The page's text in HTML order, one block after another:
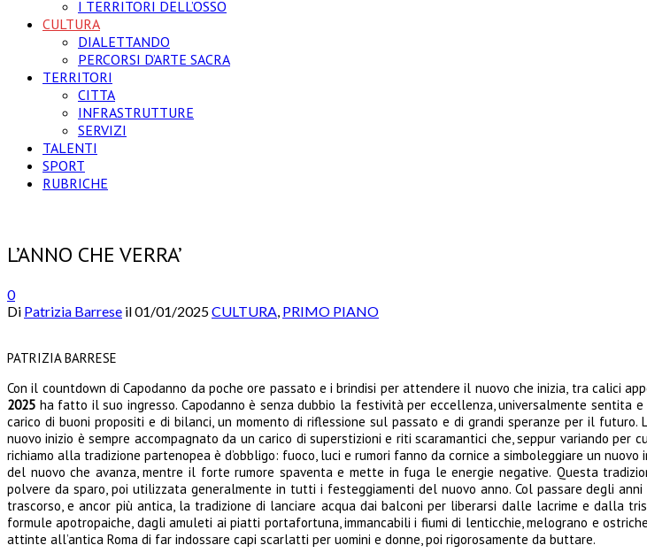
I TERRITORI DELL’OSSO
CULTURA
DIALETTANDO
PERCORSI D’ARTE SACRA
TERRITORI
CITTA
INFRASTRUTTURE
SERVIZI
TALENTI
SPORT
RUBRICHE
L’ANNO CHE VERRA’
0
Di Patrizia Barrese il01/01/2025CULTURA, PRIMO PIANO
PATRIZIA BARRESE
Con il countdown di Capodanno da poche ore passato e i brindisi per attendere il nuovo che inizia, tra calici
2025 ha fatto il suo ingresso. Capodanno è senza dubbio la festività per eccellenza, universalmente sentita
carico di buoni propositi e di bilanci, un momento di riflessione sul passato e di grandi speranze per il
nuovo inizio è sempre accompagnato da un carico di superstizioni e riti scaramantici che, seppur variando per
richiamo alla tradizione partenopea è d’obbligo: fuoco, luci e rumori fanno da cornice a simboleggiare un
del nuovo che avanza, mentre il forte rumore spaventa e mette in fuga le energie negative. Questa
polvere da sparo, poi utilizzata generalmente in tutti i festeggiamenti del nuovo anno. Col passare degli
trascorso, e ancor più antica, la tradizione di lanciare acqua dai balconi per liberarsi dalle lacrime e dalla
formule apotropaiche, dagli amuleti ai piatti portafortuna, immancabili i fiumi di lenticchie, melograno e
attinte all’antica Roma di far indossare capi scarlatti per uomini e donne, poi rigorosamente da buttare.